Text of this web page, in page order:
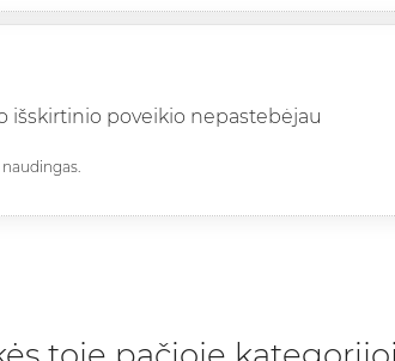
išskirtinio poveikio nepastebėjau